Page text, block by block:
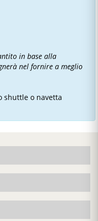
in base alla
nel fornire a meglio
shuttle o navetta